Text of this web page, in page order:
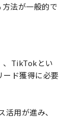
法が一般的で
TikTokとい
ード獲得に必要
用が進み、